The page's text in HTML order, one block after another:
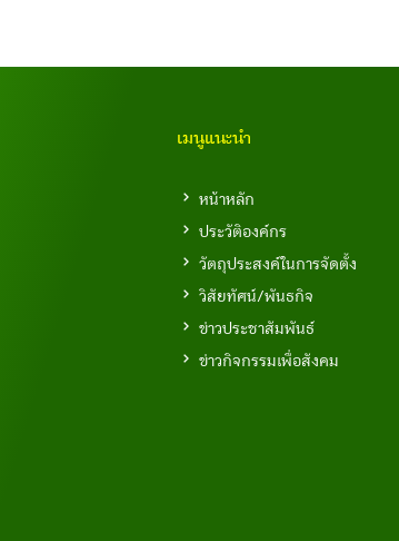
เมนูแนะนำ
หน้าหลัก
ประวัติองค์กร
วัตถุประสงค์ในการจัดตั้ง
วิสัยทัศน์/พันธกิจ
ข่าวประชาสัมพันธ์
ข่าวกิจกรรมเพื่อสังคม